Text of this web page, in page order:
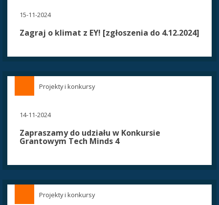
15-11-2024
Zagraj o klimat z EY! [zgłoszenia do 4.12.2024]
14-11-2024
Zapraszamy do udziału w Konkursie
Grantowym Tech Minds 4
Projekty i konkursy
Projekty i konkursy